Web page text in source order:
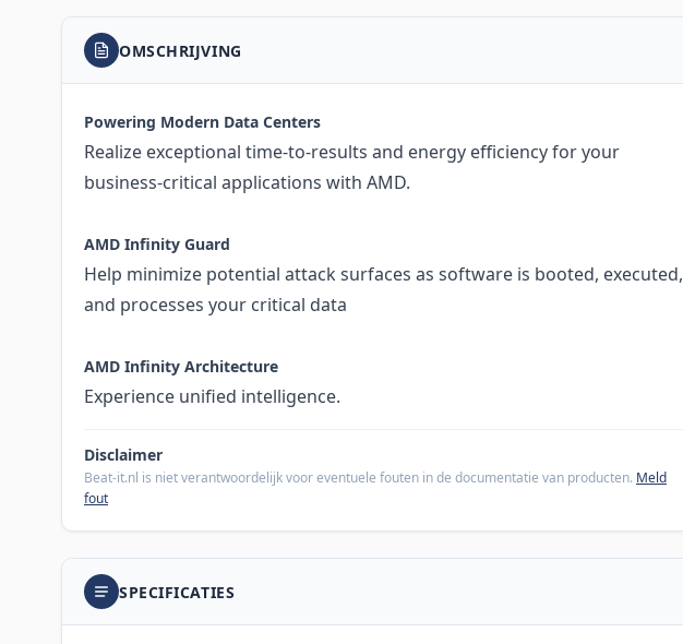
OMSCHRIJVING
Powering Modern Data Centers
Realize exceptional time-to-results and energy efficiency for your
business-critical applications with AMD.
AMD Infinity Guard
Help minimize potential attack surfaces as software is booted, executed,
and processes your critical data
AMD Infinity Architecture
Experience unified intelligence.
Disclaimer
Beat-it.nl is niet verantwoordelijk voor eventuele fouten in de documentatie van producten. Meld
fout
SPECIFICATIES